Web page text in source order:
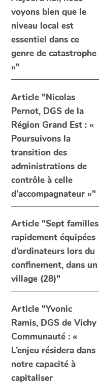
voyons bien que le
niveau local est
essentiel dans ce
genre de catastrophe
»"
Article "Nicolas
Pernot, DGS de la
Région Grand Est : «
Poursuivons la
transition des
administrations de
contrôle à celle
d’accompagnateur »"
Article "Sept familles
rapidement équipées
d’ordinateurs lors du
confinement, dans un
village (28)"
Article "Yvonic
Ramis, DGS de Vichy
Communauté : «
L’enjeu résidera dans
notre capacité à
capitaliser